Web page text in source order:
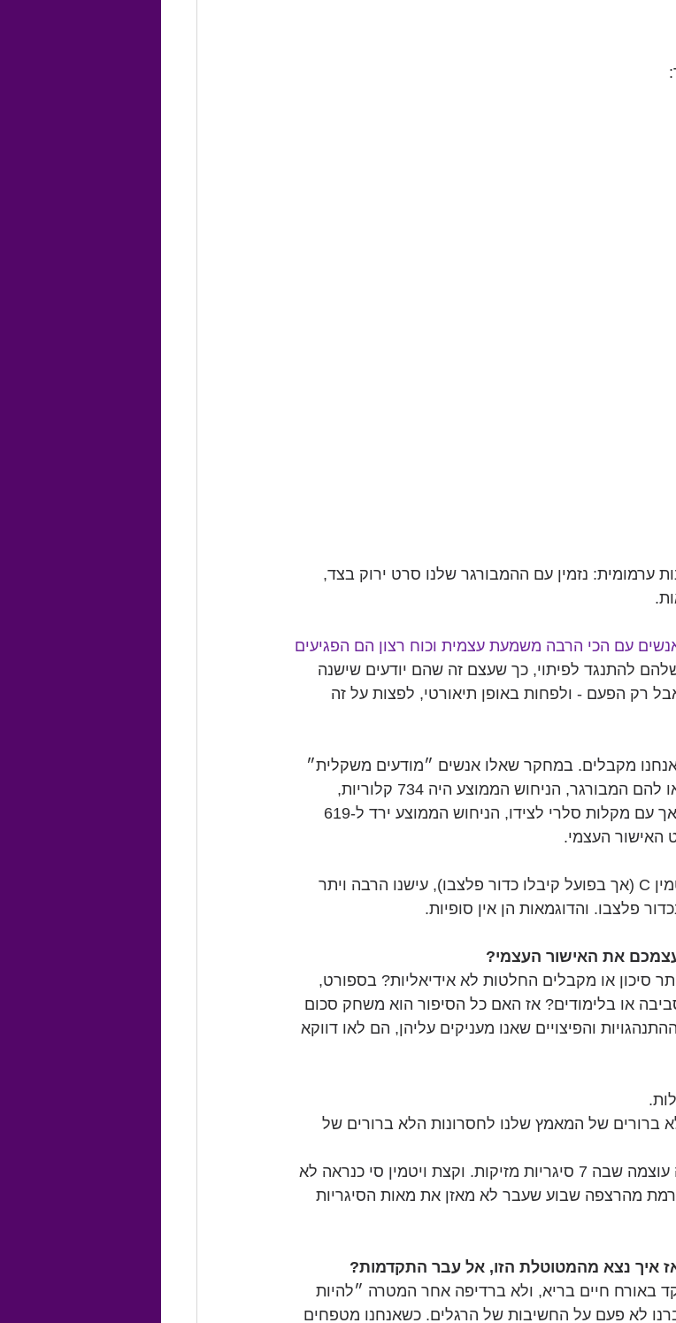
ערמומית: נזמין עם ההמבורגר שלנו סרט ירוק בצד,
עם הכי הרבה משמעת עצמית וכוח רצון הם הפגיעים
להתנגד לפיתוי, כך שעצם זה שהם יודעים שישנה
רק הפעם - ולפחות באופן תיאורטי, לפצות על זה
מקבלים. במחקר שאלו אנשים ״מודעים משקלית״
כמה קלוריות יש במאכלים שונים. כשהראו להם המבורגר, הניחוש הממוצע היה 734 קלוריות,
האישור העצמי.
במחקר נוסף, אנשים שחשבו שקיבלו ויטמין C (אך בפועל קיבלו כדור פלצבו), עישנו הרבה ויתר
פלצבו. והדוגמאות הן אין סופיות.
את האישור העצמי?
סיכון או מקבלים החלטות לא אידיאליות? בספורט,
או בלימודים? אז האם כל הסיפור הוא משחק סכום
והפיצויים שאנו מעניקים עליהן, הם לאו דווקא
ברורים של המאמץ שלנו לחסרונות הלא ברורים של
כי האימון הקורע לא בהכרח בריא באותה עוצמה שבה 7 סיגריות מזיקות. וקצת ויטמין סי כנראה לא
מהרצפה שבוע שעבר לא מאזן את מאות הסיגריות
איך נצא מהמטוטלת הזו, אל עבר התקדמות?
באורח חיים בריא, ולא ברדיפה אחר המטרה ״להיות
לא פעם על החשיבות של הרגלים. כשאנחנו מטפחים